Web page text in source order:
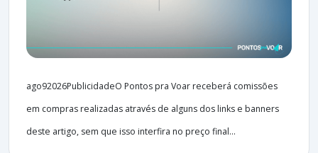
ago92026PublicidadeO Pontos pra Voar receberá comissões
em compras realizadas através de alguns dos links e banners
deste artigo, sem que isso interfira no preço final...